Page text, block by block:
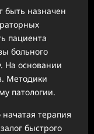
быть назначен
пациента
больного
На основании
Методики
патологии.
терапия
быстрого